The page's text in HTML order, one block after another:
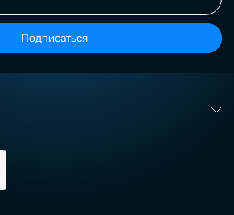
Подписаться